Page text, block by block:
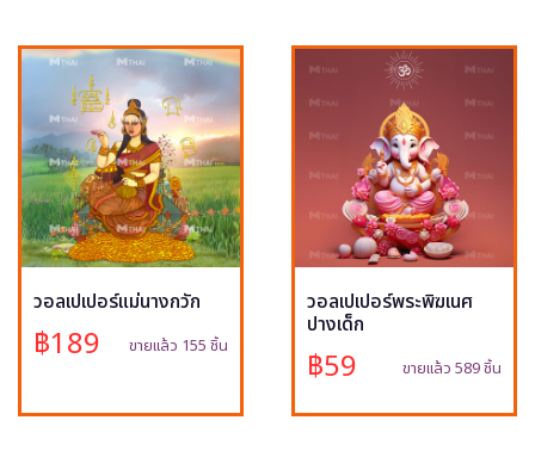
วอลเปเปอร์แม่นางกวัก
฿189 ขายแล้ว 155 ชิ้น
วอลเปเปอร์พระพิฆเนศ
ปางเด็ก
฿59 ขายแล้ว 589 ชิ้น